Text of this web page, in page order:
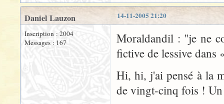
14-11-2005 21:20
Daniel Lauzon
Inscription : 2004
Messages : 167
Moraldandil : "je ne
fictive de lessive
Hi, hi, j'ai pensé à la
de vingt-cinq fois !